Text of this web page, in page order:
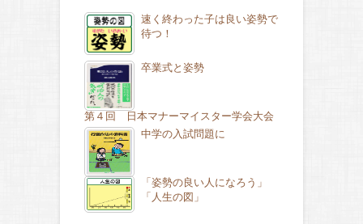
速く終わった子は良い姿勢で
待つ！
卒業式と姿勢
第４回 日本マナーマイスター学会大会
中学の入試問題に
「姿勢の良い人になろう」
「人生の図」